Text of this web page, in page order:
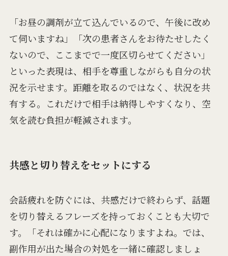
「お昼の調剤が立て込んでいるので、午後に改め
て伺いますね」「次の患者さんをお待たせしたく
ないので、ここまでで一度区切らせてください」
といった表現は、相手を尊重しながらも自分の状
況を示せます。距離を取るのではなく、状況を共
有する。これだけで相手は納得しやすくなり、空
気を読む負担が軽減されます。
共感と切り替えをセットにする
会話疲れを防ぐには、共感だけで終わらず、話題
を切り替えるフレーズを持っておくことも大切で
す。「それは確かに心配になりますよね。では、
副作用が出た場合の対処を一緒に確認しましょ